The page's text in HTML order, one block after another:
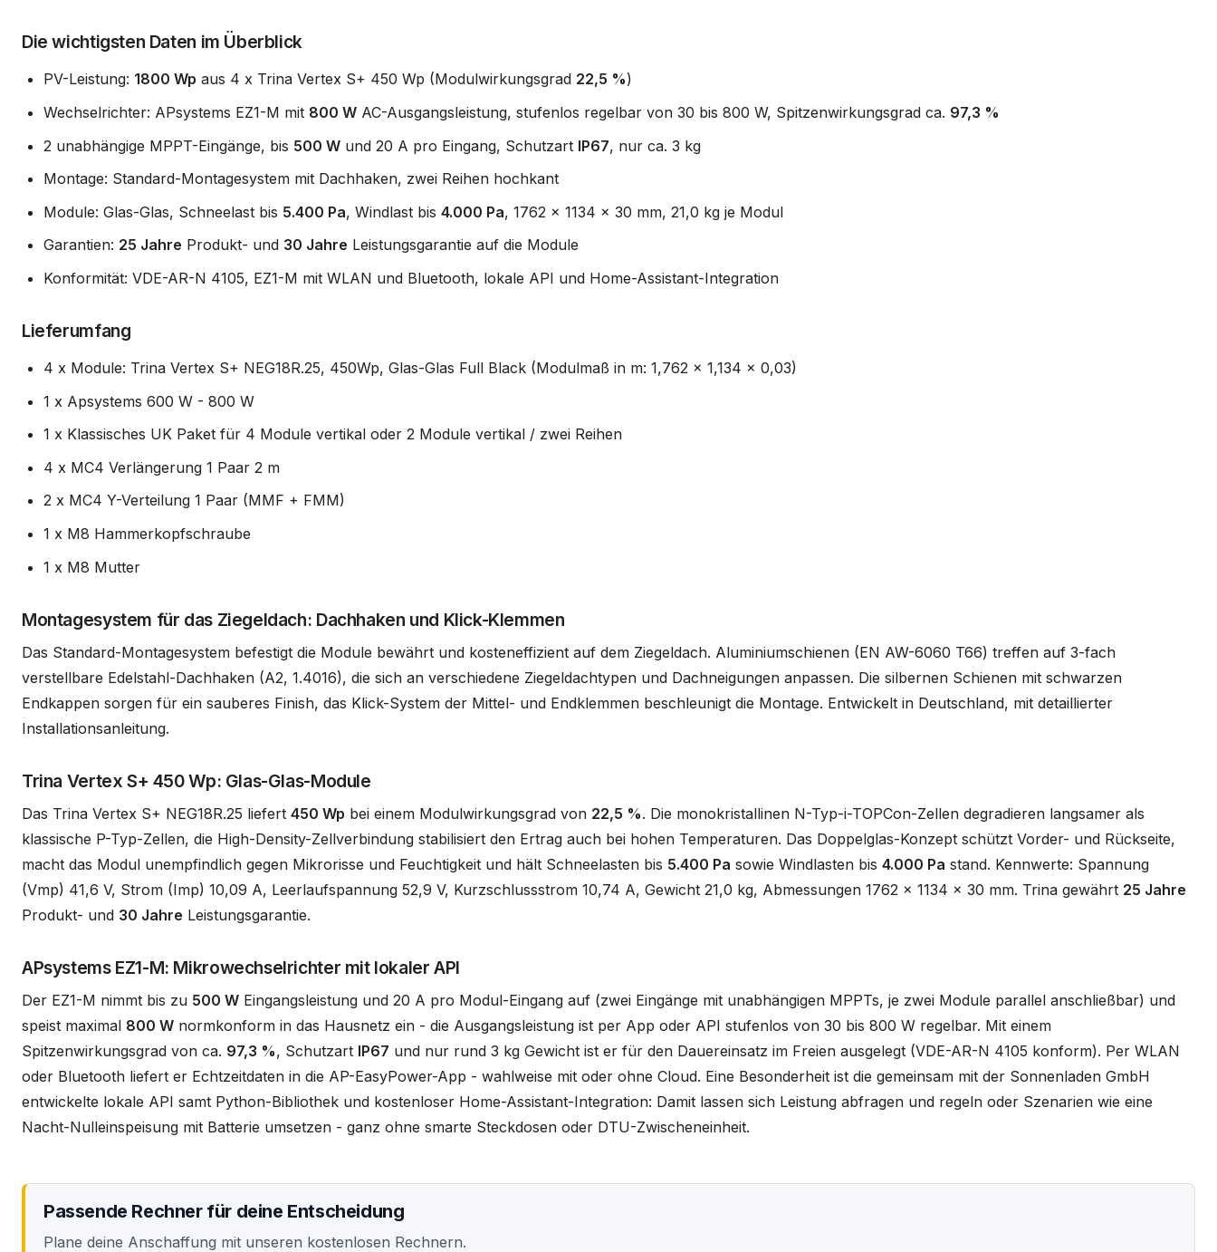
Die wichtigsten Daten im Überblick
PV-Leistung: 1800 Wp aus 4 x Trina Vertex S+ 450 Wp (Modulwirkungsgrad 22,5 %)
Wechselrichter: APsystems EZ1-M mit 800 W AC-Ausgangsleistung, stufenlos regelbar von 30 bis 800 W, Spitzenwirkungsgrad ca. 97,3 %
2 unabhängige MPPT-Eingänge, bis 500 W und 20 A pro Eingang, Schutzart IP67, nur ca. 3 kg
Montage: Standard-Montagesystem mit Dachhaken, zwei Reihen hochkant
Module: Glas-Glas, Schneelast bis 5.400 Pa, Windlast bis 4.000 Pa, 1762 x 1134 x 30 mm, 21,0 kg je Modul
Garantien: 25 Jahre Produkt- und 30 Jahre Leistungsgarantie auf die Module
Konformität: VDE-AR-N 4105, EZ1-M mit WLAN und Bluetooth, lokale API und Home-Assistant-Integration
Lieferumfang
4 x Module: Trina Vertex S+ NEG18R.25, 450Wp, Glas-Glas Full Black (Modulmaß in m: 1,762 x 1,134 x 0,03)
1 x Apsystems 600 W - 800 W
1 x Klassisches UK Paket für 4 Module vertikal oder 2 Module vertikal / zwei Reihen
4 x MC4 Verlängerung 1 Paar 2 m
2 x MC4 Y-Verteilung 1 Paar (MMF + FMM)
1 x M8 Hammerkopfschraube
1 x M8 Mutter
Montagesystem für das Ziegeldach: Dachhaken und Klick-Klemmen
Das Standard-Montagesystem befestigt die Module bewährt und kosteneffizient auf dem Ziegeldach. Aluminiumschienen (EN AW-6060 T66) treffen auf 3-fach
verstellbare Edelstahl-Dachhaken (A2, 1.4016), die sich an verschiedene Ziegeldachtypen und Dachneigungen anpassen. Die silbernen Schienen mit schwarzen
Endkappen sorgen für ein sauberes Finish, das Klick-System der Mittel- und Endklemmen beschleunigt die Montage. Entwickelt in Deutschland, mit detaillierter
Installationsanleitung.
Trina Vertex S+ 450 Wp: Glas-Glas-Module
Das Trina Vertex S+ NEG18R.25 liefert 450 Wp bei einem Modulwirkungsgrad von 22,5 %. Die monokristallinen N-Typ-i-TOPCon-Zellen degradieren langsamer als
klassische P-Typ-Zellen, die High-Density-Zellverbindung stabilisiert den Ertrag auch bei hohen Temperaturen. Das Doppelglas-Konzept schützt Vorder- und Rückseite,
macht das Modul unempfindlich gegen Mikrorisse und Feuchtigkeit und hält Schneelasten bis 5.400 Pa sowie Windlasten bis 4.000 Pa stand. Kennwerte: Spannung
(Vmp) 41,6 V, Strom (Imp) 10,09 A, Leerlaufspannung 52,9 V, Kurzschlussstrom 10,74 A, Gewicht 21,0 kg, Abmessungen 1762 x 1134 x 30 mm. Trina gewährt 25 Jahre
Produkt- und 30 Jahre Leistungsgarantie.
APsystems EZ1-M: Mikrowechselrichter mit lokaler API
Der EZ1-M nimmt bis zu 500 W Eingangsleistung und 20 A pro Modul-Eingang auf (zwei Eingänge mit unabhängigen MPPTs, je zwei Module parallel anschließbar) und
speist maximal 800 W normkonform in das Hausnetz ein - die Ausgangsleistung ist per App oder API stufenlos von 30 bis 800 W regelbar. Mit einem
Spitzenwirkungsgrad von ca. 97,3 %, Schutzart IP67 und nur rund 3 kg Gewicht ist er für den Dauereinsatz im Freien ausgelegt (VDE-AR-N 4105 konform). Per WLAN
oder Bluetooth liefert er Echtzeitdaten in die AP-EasyPower-App - wahlweise mit oder ohne Cloud. Eine Besonderheit ist die gemeinsam mit der Sonnenladen GmbH
entwickelte lokale API samt Python-Bibliothek und kostenloser Home-Assistant-Integration: Damit lassen sich Leistung abfragen und regeln oder Szenarien wie eine
Nacht-Nulleinspeisung mit Batterie umsetzen - ganz ohne smarte Steckdosen oder DTU-Zwischeneinheit.
Passende Rechner für deine Entscheidung
Plane deine Anschaffung mit unseren kostenlosen Rechnern.